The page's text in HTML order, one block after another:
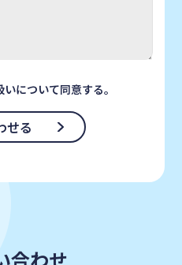
いについて同意する。
合わせ